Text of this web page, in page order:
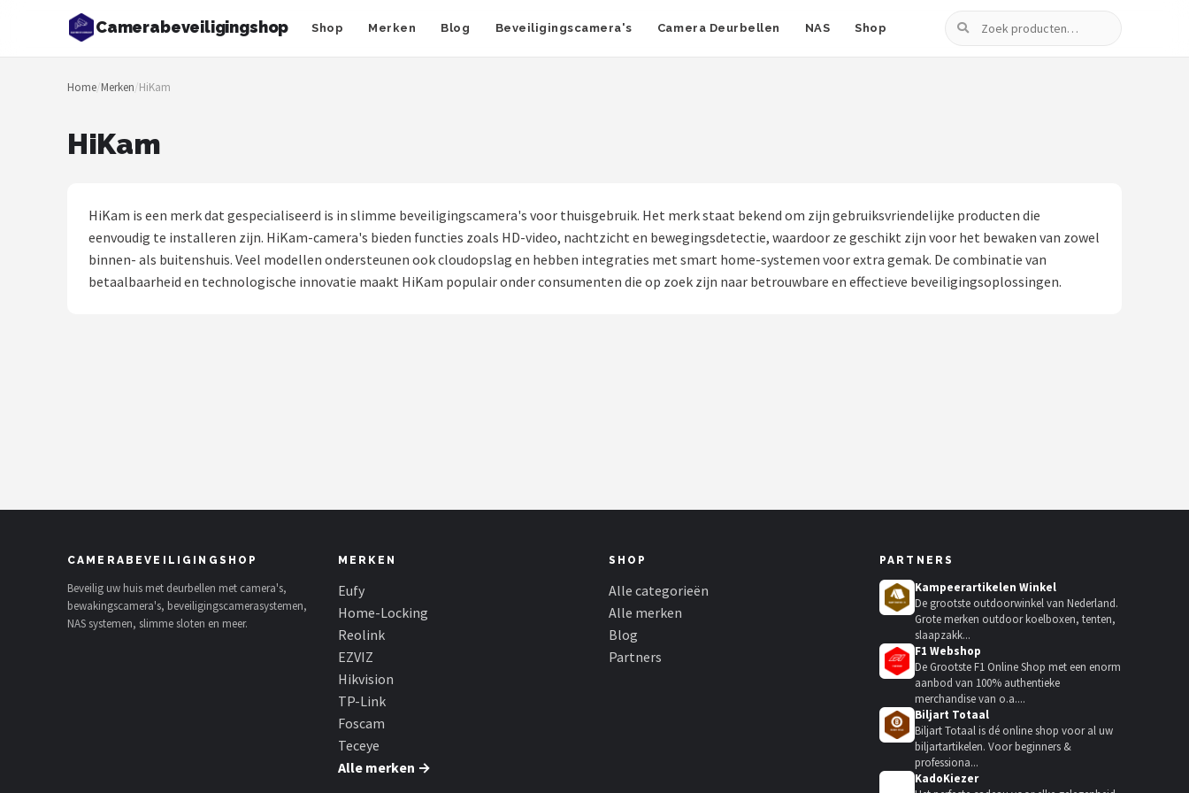
Camerabeveiligingshop Shop Merken Blog Beveiligingscamera's Camera Deurbellen NAS Shop
Zoeken
Zoeken
NAVIGATIE
Beveiligingscamera's
EZVIZ
Hikvision
Home/Merken/HiKam
HiKam
HiKam is een merk dat gespecialiseerd is in slimme beveiligingscamera's voor thuisgebruik. Het merk staat bekend om zijn gebruiksvriendelijke producten die
eenvoudig te installeren zijn. HiKam-camera's bieden functies zoals HD-video, nachtzicht en bewegingsdetectie, waardoor ze geschikt zijn voor het bewaken van zowel
binnen- als buitenshuis. Veel modellen ondersteunen ook cloudopslag en hebben integraties met smart home-systemen voor extra gemak. De combinatie van
betaalbaarheid en technologische innovatie maakt HiKam populair onder consumenten die op zoek zijn naar betrouwbare en effectieve beveiligingsoplossingen.
CAMERABEVEILIGINGSHOP
Beveilig uw huis met deurbellen met camera's,
bewakingscamera's, beveiligingscamerasystemen,
NAS systemen, slimme sloten en meer.
MERKEN
Eufy
Home-Locking
Reolink
EZVIZ
Hikvision
TP-Link
Foscam
Teceye
Alle merken →
SHOP
Alle categorieën
Alle merken
Blog
Partners
PARTNERS
Kampeerartikelen Winkel
De grootste outdoorwinkel van Nederland.
Grote merken outdoor koelboxen, tenten,
slaapzakk...
F1 Webshop
De Grootste F1 Online Shop met een enorm
aanbod van 100% authentieke
merchandise van o.a....
Biljart Totaal
Biljart Totaal is dé online shop voor al uw
biljartartikelen. Voor beginners &
professiona...
KadoKiezer